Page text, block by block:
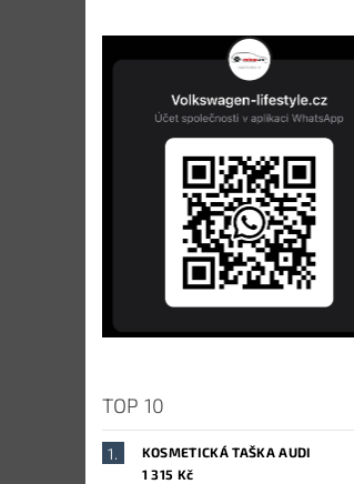
TOP 10
KOSMETICKÁ TAŠKA AUDI
1 315 Kč